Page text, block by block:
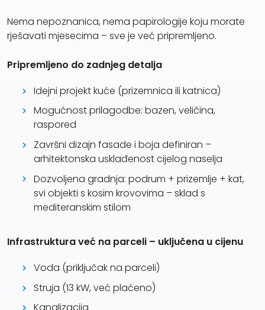
Nema nepoznanica, nema papirologije koju morate
rješavati mjesecima – sve je već pripremljeno.
Pripremljeno do zadnjeg detalja
Idejni projekt kuće (prizemnica ili katnica)
Mogućnost prilagodbe: bazen, veličina,
raspored
Završni dizajn fasade i boja definiran –
arhitektonska usklađenost cijelog naselja
Dozvoljena gradnja: podrum + prizemlje + kat,
svi objekti s kosim krovovima – sklad s
mediteranskim stilom
Infrastruktura već na parceli – uključena u cijenu
Voda (priključak na parceli)
Struja (13 kW, već plaćeno)